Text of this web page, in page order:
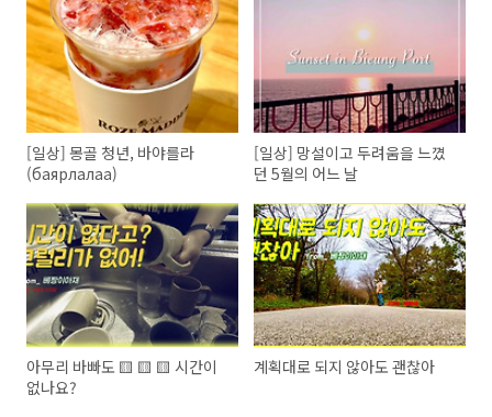
[일상] 몽골 청년, 바야를라
(баярлалаа)
[일상] 망설이고 두려움을 느꼈
던 5월의 어느 날
아무리 바빠도 🟨 🟨 🟨 시간이
없나요?
계획대로 되지 않아도 괜찮아